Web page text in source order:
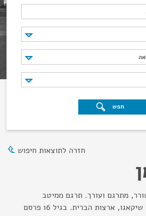
חפש
חזרה לתוצאות חיפוש
מתרגם ועורך. תרגם ממיטב
הספרות האנגלית. יליד שיקאגו, ארצות הברית. בגיל 16 פרסם